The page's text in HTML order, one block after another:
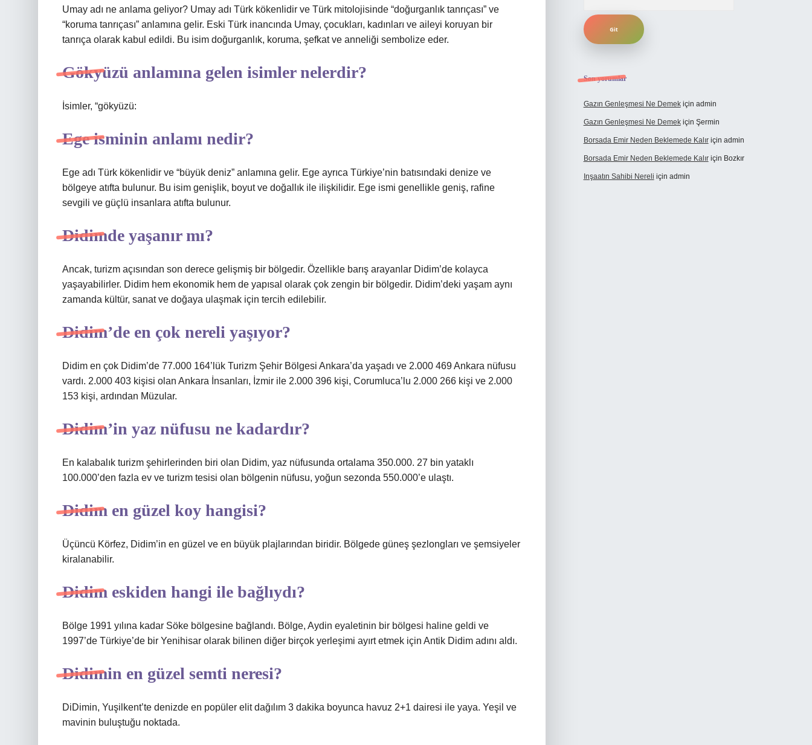
Umay adı ne anlama geliyor? Umay adı Türk kökenlidir ve Türk mitolojisinde “doğurganlık tanrıçası” ve
“koruma tanrıçası” anlamına gelir. Eski Türk inancında Umay, çocukları, kadınları ve aileyi koruyan bir
tanrıça olarak kabul edildi. Bu isim doğurganlık, koruma, şefkat ve anneliği sembolize eder.
Gökyüzü anlamına gelen isimler nelerdir?
İsimler, “gökyüzü:
Ege isminin anlamı nedir?
Ege adı Türk kökenlidir ve “büyük deniz” anlamına gelir. Ege ayrıca Türkiye’nin batısındaki denize ve
bölgeye atıfta bulunur. Bu isim genişlik, boyut ve doğallık ile ilişkilidir. Ege ismi genellikle geniş, rafine
sevgili ve güçlü insanlara atıfta bulunur.
Didimde yaşanır mı?
Ancak, turizm açısından son derece gelişmiş bir bölgedir. Özellikle barış arayanlar Didim’de kolayca
yaşayabilirler. Didim hem ekonomik hem de yapısal olarak çok zengin bir bölgedir. Didim’deki yaşam aynı
zamanda kültür, sanat ve doğaya ulaşmak için tercih edilebilir.
Didim’de en çok nereli yaşıyor?
Didim en çok Didim’de 77.000 164’lük Turizm Şehir Bölgesi Ankara’da yaşadı ve 2.000 469 Ankara nüfusu
vardı. 2.000 403 kişisi olan Ankara İnsanları, İzmir ile 2.000 396 kişi, Corumluca’lu 2.000 266 kişi ve 2.000
153 kişi, ardından Müzular.
Didim’in yaz nüfusu ne kadardır?
En kalabalık turizm şehirlerinden biri olan Didim, yaz nüfusunda ortalama 350.000. 27 bin yataklı
100.000’den fazla ev ve turizm tesisi olan bölgenin nüfusu, yoğun sezonda 550.000’e ulaştı.
Didim en güzel koy hangisi?
Üçüncü Körfez, Didim’in en güzel ve en büyük plajlarından biridir. Bölgede güneş şezlongları ve şemsiyeler
kiralanabilir.
Didim eskiden hangi ile bağlıydı?
Bölge 1991 yılına kadar Söke bölgesine bağlandı. Bölge, Aydin eyaletinin bir bölgesi haline geldi ve
1997’de Türkiye’de bir Yenihisar olarak bilinen diğer birçok yerleşimi ayırt etmek için Antik Didim adını aldı.
Didimin en güzel semti neresi?
DiDimin, Yuşilkent’te denizde en popüler elit dağılım 3 dakika boyunca havuz 2+1 dairesi ile yaya. Yeşil ve
mavinin buluştuğu noktada.
Son yorumlar
Gazın Genleşmesi Ne Demekiçin admin
Gazın Genleşmesi Ne Demekiçin Şermin
Borsada Emir Neden Beklemede Kalıriçin admin
Borsada Emir Neden Beklemede Kalıriçin Bozkır
Inşaatın Sahibi Nereli için admin